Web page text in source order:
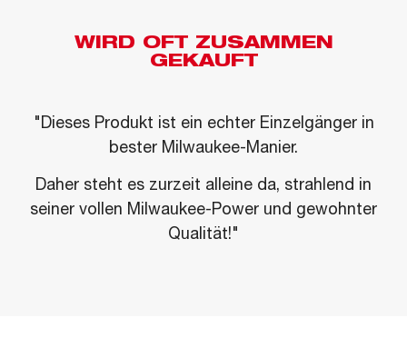
WIRD OFT ZUSAMMEN
GEKAUFT
"Dieses Produkt ist ein echter Einzelgänger in
bester Milwaukee-Manier.
Daher steht es zurzeit alleine da, strahlend in
seiner vollen Milwaukee-Power und gewohnter
Qualität!"